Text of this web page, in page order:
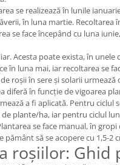
se realizează în lunile
în luna martie. Recoltarea
se face începând cu luna
Acesta poate exista, în unele
în luna mai, iar recoltarea se
roșii în sere și solarii
diferă în funcție de vigoarea
a fi aplicată. Pentru ciclul
plante/ha, iar pentru ciclul
se face manual, în
pământ să se acopere cu 1,5-2
roșiilor: Ghid